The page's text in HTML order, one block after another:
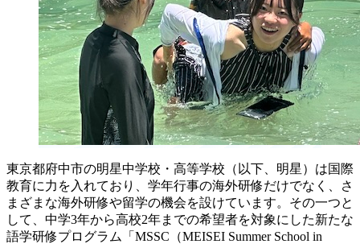
東京都府中市の明星中学校・高等学校（以下、明星）は国際
教育に力を入れており、学年行事の海外研修だけでなく、さ
まざまな海外研修や留学の機会を設けています。その一つと
して、中学3年から高校2年までの希望者を対象にした新たな
語学研修プログラム「MSSC（MEISEI Summer School in